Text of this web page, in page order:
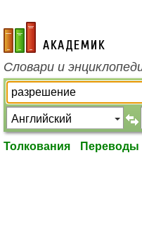
academic.ru
Словари и
Толкования Переводы